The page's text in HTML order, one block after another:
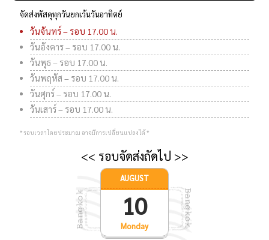
จัดส่งพัสดุทุกวันยกเว้นวันอาทิตย์
วันจันทร์ – รอบ 17.00 น.
วันอังคาร – รอบ 17.00 น.
วันพุธ – รอบ 17.00 น.
วันพฤหัส – รอบ 17.00 น.
วันศุกร์ – รอบ 17.00 น.
วันเสาร์ – รอบ 17.00 น.
* รอบเวลาโดยประมาณ อาจมีการเปลี่ยนแปลงได้ *
<< รอบจัดส่งถัดไป >>
Monday
AUGUST
10